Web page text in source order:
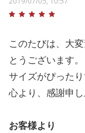
このたびは、大
とうございます。
サイズがぴった
心より、感謝申し
お客様より